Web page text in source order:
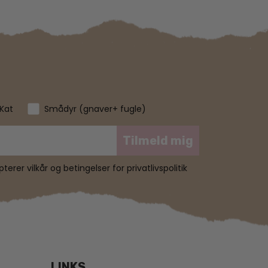
Kat Smådyr (gnaver+ fugle)
Tilmeld mig
vilkår og betingelser for privatlivspolitik